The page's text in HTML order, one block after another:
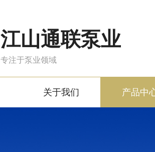
江山通联泵业
专注于泵业领域
关于我们 产品中